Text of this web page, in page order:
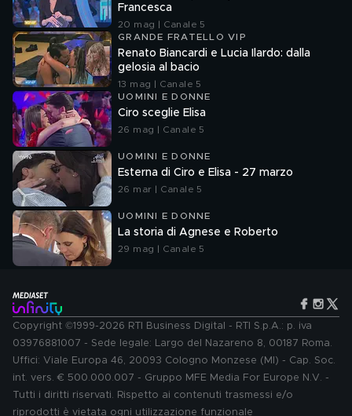
Francesca
20 mag | Canale 5
GRANDE FRATELLO VIP
Renato Biancardi e Lucia Ilardo: dalla
gelosia al bacio
13 mag | Canale 5
UOMINI E DONNE
Ciro sceglie Elisa
26 mag | Canale 5
UOMINI E DONNE
Esterna di Ciro e Elisa - 27 marzo
26 mar | Canale 5
UOMINI E DONNE
La storia di Agnese e Roberto
29 mag | Canale 5
Copyright ©1999-2026 RTI Business Digital - RTI S.p.A.: p. iva
03976881007 - Sede legale: Largo del Nazareno 8, 00187 Roma.
Uffici: Viale Europa 46, 20093 Cologno Monzese (MI) - Cap. Soc.
int. vers. € 500.000.007 - Gruppo MFE Media For Europe N.V. -
Tutti i diritti riservati. Rispetto ai contenuti trasmessi e/o
riprodotti è vietata ogni utilizzazione funzionale